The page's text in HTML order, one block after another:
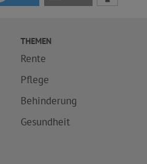
THEMEN
Rente
Pflege
Behinderung
Gesundheit